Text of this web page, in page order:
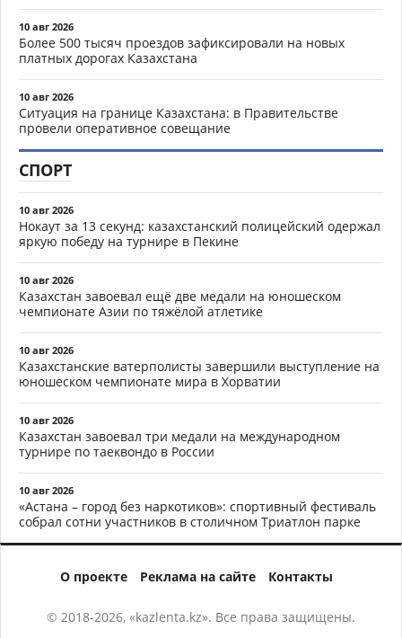
10 авг 2026
Более 500 тысяч проездов зафиксировали на новых
платных дорогах Казахстана
10 авг 2026
Ситуация на границе Казахстана: в Правительстве
провели оперативное совещание
СПОРТ
10 авг 2026
Нокаут за 13 секунд: казахстанский полицейский одержал
яркую победу на турнире в Пекине
10 авг 2026
Казахстан завоевал ещё две медали на юношеском
чемпионате Азии по тяжёлой атлетике
10 авг 2026
Казахстанские ватерполисты завершили выступление на
юношеском чемпионате мира в Хорватии
10 авг 2026
Казахстан завоевал три медали на международном
турнире по таеквондо в России
10 авг 2026
«Астана – город без наркотиков»: спортивный фестиваль
собрал сотни участников в столичном Триатлон парке
О проекте Реклама на сайте Контакты
© 2018-2026, «kazlenta.kz». Все права защищены.